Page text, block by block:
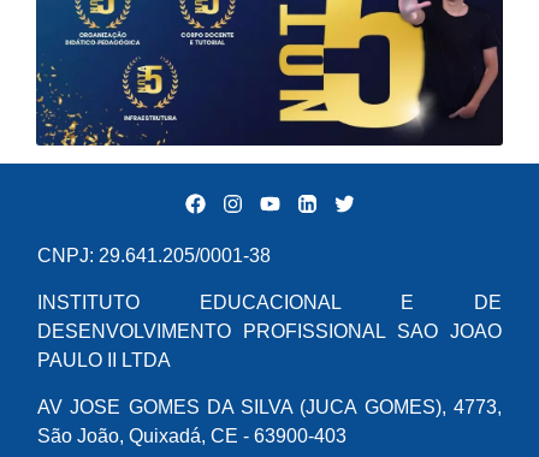
CNPJ: 29.641.205/0001-38
INSTITUTO EDUCACIONAL E DE
DESENVOLVIMENTO PROFISSIONAL SAO JOAO
PAULO II LTDA
AV JOSE GOMES DA SILVA (JUCA GOMES), 4773,
São João, Quixadá, CE - 63900-403